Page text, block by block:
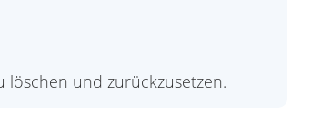
löschen und zurückzusetzen.